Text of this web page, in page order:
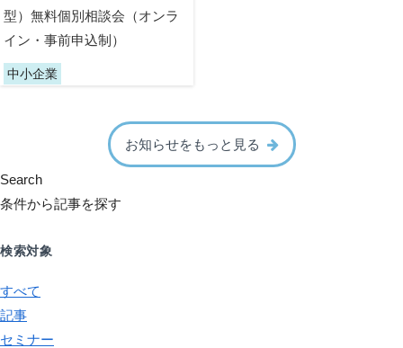
型）無料個別相談会（オンラ
イン・事前申込制）
中小企業
お知らせをもっと見る
Search
条件から記事を探す
検索対象
すべて
記事
セミナー